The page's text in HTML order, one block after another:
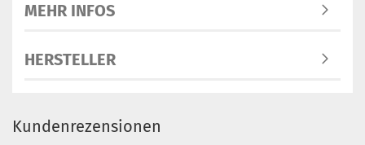
MEHR INFOS
HERSTELLER
Kundenrezensionen